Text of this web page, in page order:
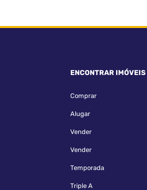
ENCONTRAR IMÓVEIS
Comprar
Alugar
Vender
Vender
Temporada
Triple A